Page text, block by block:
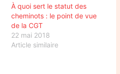
À quoi sert le statut des
cheminots : le point de vue
de la CGT
22 mai 2018
Article similaire